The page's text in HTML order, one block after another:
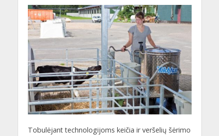
Tobulėjant technologijoms keičia ir veršelių šėrimo